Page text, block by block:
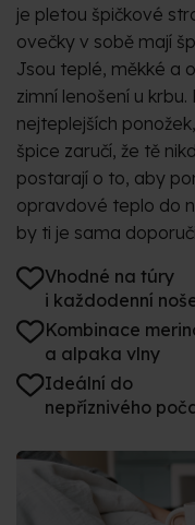
je pletou špičkové
ovečky v sobě mají
Jsou teplé, měkké a
zimní lenošení u
nejteplejších
špice zaručí, že tě
postarají o to, aby
opravdové teplo do
by ti je sama
Vhodné na túry
i každodenní
Kombinace
a alpaka vlny
Ideální do
nepříznivého